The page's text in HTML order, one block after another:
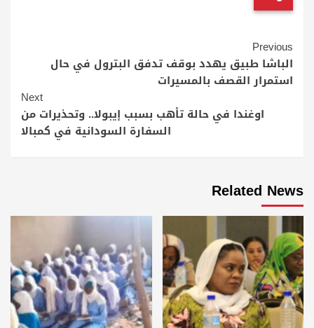
Continue
Reading
Previous
الباشا طبيق يهدد بوقف تدفق البترول في حال
استمرار القصف بالمسيرات
Next
اوغندا في حالة تأهب بسبب إيبولا.. وتحذيرات من
السفارة السودانية في كمبالا
Related News